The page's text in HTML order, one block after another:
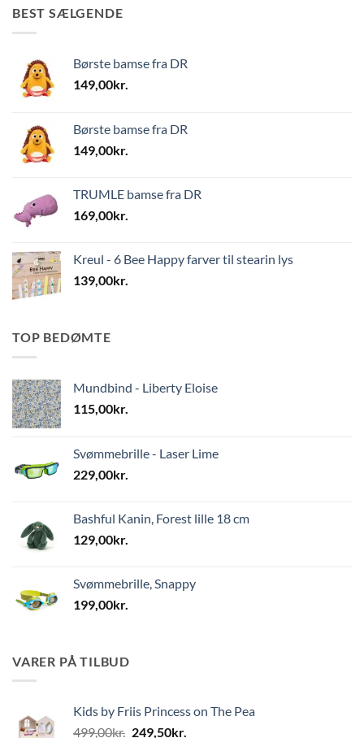
BEST SÆLGENDE
Børste bamse fra DR
149,00kr.
Børste bamse fra DR
149,00kr.
TRUMLE bamse fra DR
169,00kr.
Kreul - 6 Bee Happy farver til stearin lys
139,00kr.
TOP BEDØMTE
Mundbind - Liberty Eloise
115,00kr.
Svømmebrille - Laser Lime
229,00kr.
Bashful Kanin, Forest lille 18 cm
129,00kr.
Svømmebrille, Snappy
199,00kr.
VARER PÅ TILBUD
Kids by Friis Princess on The Pea
499,00kr. Den
249,50kr.